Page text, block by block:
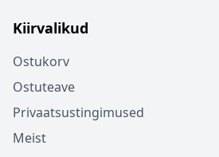
Kiirvalikud
Ostukorv
Ostuteave
Privaatsustingimused
Meist